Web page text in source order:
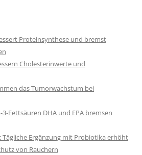
Proteinsynthese und bremst
Cholesterinwerte und
das Tumorwachstum bei
Fettsäuren DHA und EPA bremsen
Tägliche Ergänzung mit Probiotika erhöht
von Rauchern